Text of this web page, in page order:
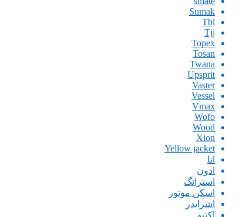
Sumak
Tbl
Tjj
Topex
Tosan
Twana
Upsprit
Vaster
Vessel
Vmax
Wofo
Wood
Xion
Yellow jacket
اتا
ادون
استرانگ
اسکن موتور
اشرایدر
اکتیو